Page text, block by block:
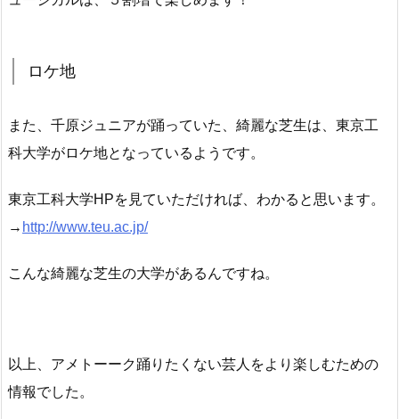
ロケ地
また、千原ジュニアが踊っていた、綺麗な芝生は、東京工
科大学がロケ地となっているようです。
東京工科大学HPを見ていただければ、わかると思います。
→ http://www.teu.ac.jp/
こんな綺麗な芝生の大学があるんですね。
以上、アメトーーク踊りたくない芸人をより楽しむための
情報でした。